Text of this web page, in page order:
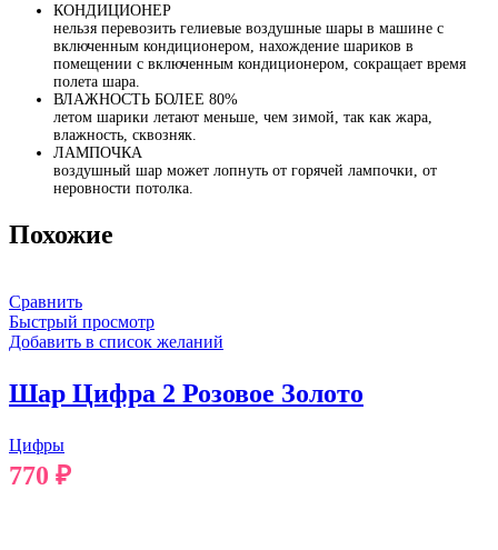
КОНДИЦИОНЕР
нельзя перевозить гелиевые воздушные шары в машине с
включенным кондиционером, нахождение шариков в
помещении с включенным кондиционером, сокращает время
полета шара.
ВЛАЖНОСТЬ БОЛЕЕ 80%
летом шарики летают меньше, чем зимой, так как жара,
влажность, сквозняк.
ЛАМПОЧКА
воздушный шар может лопнуть от горячей лампочки, от
неровности потолка.
Похожие
Сравнить
Быстрый просмотр
Добавить в список желаний
Шар Цифра 2 Розовое Золото
Цифры
770 ₽